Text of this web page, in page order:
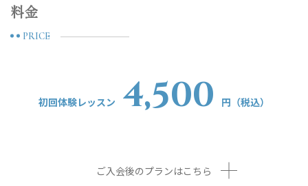
料金
PRICE
初回体験レッスン 4,500 円（税込）
ご入会後のプランはこちら